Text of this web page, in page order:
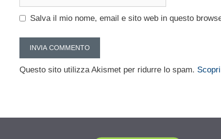
Salva il mio nome, email e sito web in questo
Questo sito utilizza Akismet per ridurre lo spam.